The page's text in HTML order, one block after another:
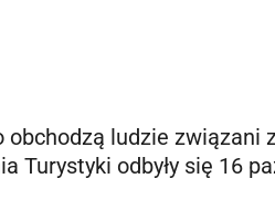
ludzie związani
Turystyki odbyły się 16